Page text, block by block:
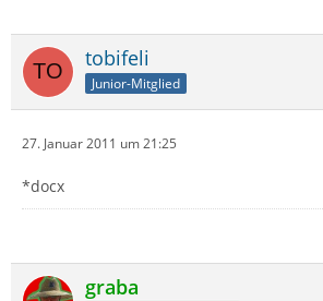
tobifeli
Junior-Mitglied
27. Januar 2011 um 21:25
*docx
graba